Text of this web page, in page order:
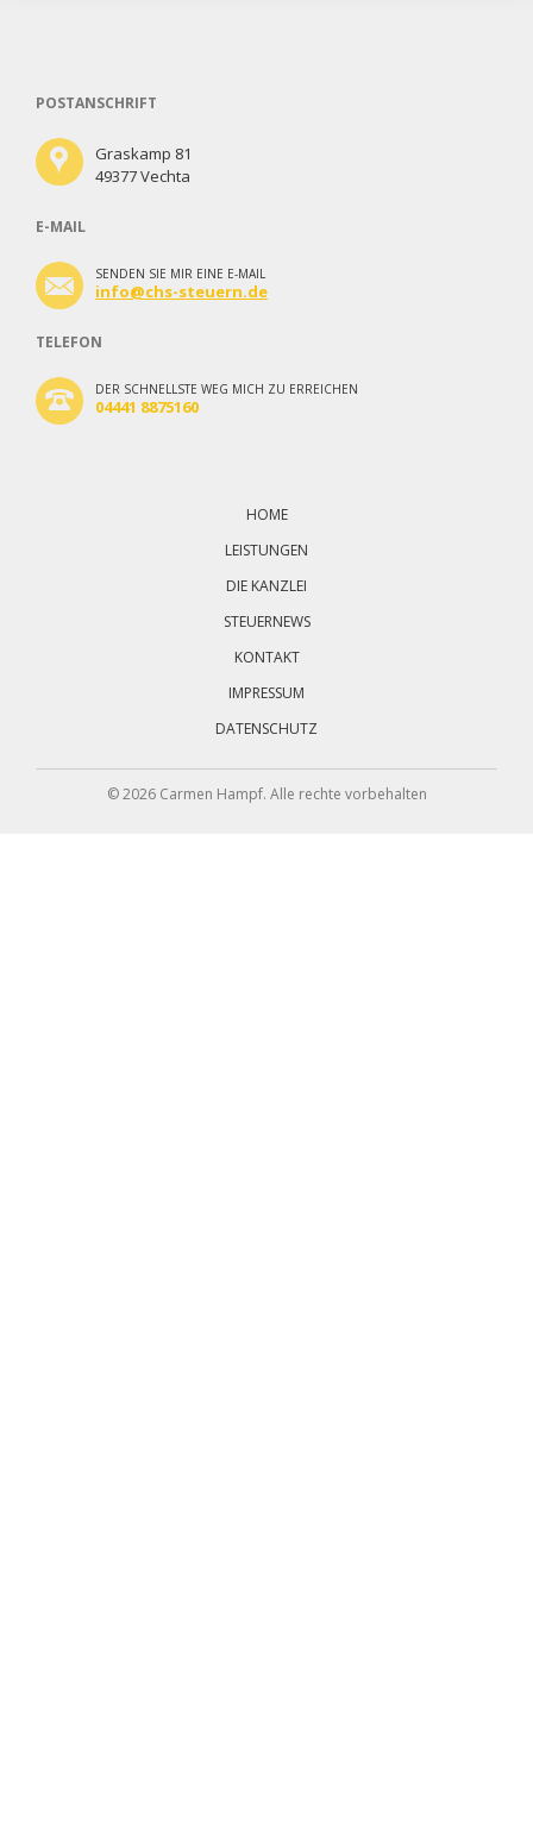
POSTANSCHRIFT
Graskamp 81
49377 Vechta
E-MAIL
SENDEN SIE MIR EINE E-MAIL
info@chs-steuern.de
TELEFON
DER SCHNELLSTE WEG MICH ZU ERREICHEN
04441 8875160
HOME
LEISTUNGEN
DIE KANZLEI
STEUERNEWS
KONTAKT
IMPRESSUM
DATENSCHUTZ
© 2026 Carmen Hampf. Alle rechte vorbehalten